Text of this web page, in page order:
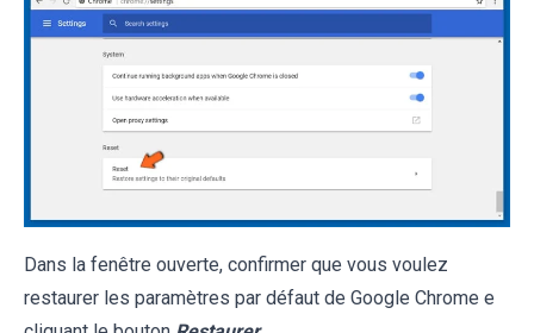
Dans la fenêtre ouverte, confirmer que vous voulez
restaurer les paramètres par défaut de Google Chrome e